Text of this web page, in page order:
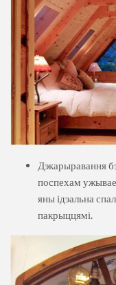
Дэкарыравання
поспехам
яны ідэальна
пакрыццямі.